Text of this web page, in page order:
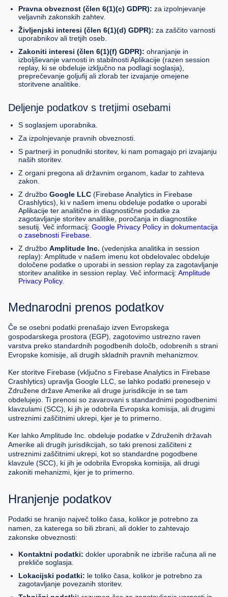
Pravna obveznost (člen 6(1)(c) GDPR): za izpolnjevanje
veljavnih zakonskih zahtev.
Življenjski interesi (člen 6(1)(d) GDPR): za zaščito varnosti
uporabnikov ali tretjih oseb.
Zakoniti interesi (člen 6(1)(f) GDPR): ohranjanje in
izboljševanje varnosti in stabilnosti Aplikacije (razen session
replay, ki se obdeluje izključno na podlagi soglasja),
preprečevanje goljufij ali zlorab ter izvajanje omejene
storitvene analitike.
Deljenje podatkov s tretjimi osebami
S soglasjem uporabnika.
Za izpolnjevanje pravnih obveznosti.
S partnerji in ponudniki storitev, ki nam pomagajo pri izvajanju
naših storitev.
Z organi pregona ali državnim organom, kadar to zahteva
zakon.
Z družbo Google LLC (Firebase Analytics in Firebase
Crashlytics), ki v našem imenu obdeluje podatke o uporabi
Aplikacije ter analitične in diagnostične podatke za
zagotavljanje storitev analitike, poročanja in diagnostike
sesutij. Več informacij: Google Privacy Policy in dokumentacija
o zasebnosti Firebase
Z družbo Amplitude Inc. (vedenjska analitika in session
replay): Amplitude v našem imenu kot obdelovalec obdeluje
določene podatke o uporabi in session replay za zagotavljanje
storitev analitike in session replay. Več informacij: Amplitude
Privacy Policy.
Mednarodni prenos podatkov
Če se osebni podatki prenašajo izven Evropskega
gospodarskega prostora (EGP), zagotovimo ustrezno raven
varstva preko standardnih pogodbenih določb, odobrenih s strani
Evropske komisije, ali drugih skladnih pravnih mehanizmov.
Ker storitve Firebase (vključno s Firebase Analytics in Firebase
Crashlytics) upravlja Google LLC, se lahko podatki prenesejo v
Združene države Amerike ali druge jurisdikcije in se tam
obdelujejo. Ti prenosi so zavarovani s standardnimi pogodbenimi
klavzulami (SCC), ki jih je odobrila Evropska komisija, ali drugimi
ustreznimi zaščitnimi ukrepi, kjer je to primerno.
Ker lahko Amplitude Inc. obdeluje podatke v Združenih državah
Amerike ali drugih jurisdikcijah, so taki prenosi zaščiteni z
ustreznimi zaščitnimi ukrepi, kot so standardne pogodbene
klavzule (SCC), ki jih je odobrila Evropska komisija, ali drugi
zakoniti mehanizmi, kjer je to primerno.
Hranjenje podatkov
Podatki se hranijo največ toliko časa, kolikor je potrebno za
namen, za katerega so bili zbrani, ali dokler to zahtevajo
zakonske obveznosti:
Kontaktni podatki: dokler uporabnik ne izbriše računa ali ne
prekliče soglasja.
Lokacijski podatki: le toliko časa, kolikor je potrebno za
zagotavljanje povezanih storitev.